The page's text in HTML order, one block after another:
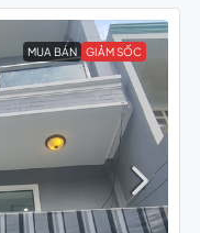
MUA BÁN GIẢM SỐC